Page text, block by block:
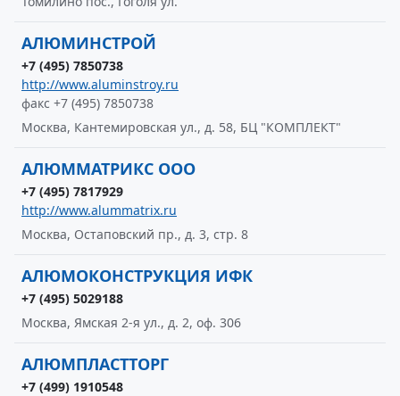
АЛЮМИНСТРОЙ
+7 (495) 7850738
http://www.aluminstroy.ru
факс +7 (495) 7850738
Москва, Кантемировская ул., д. 58, БЦ "КОМПЛЕКТ"
АЛЮММАТРИКС ООО
+7 (495) 7817929
http://www.alummatrix.ru
Москва, Остаповский пр., д. 3, стр. 8
АЛЮМОКОНСТРУКЦИЯ ИФК
+7 (495) 5029188
Москва, Ямская 2-я ул., д. 2, оф. 306
АЛЮМПЛАСТТОРГ
+7 (499) 1910548